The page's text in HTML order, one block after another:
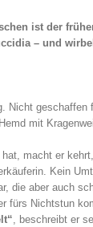
ist der
– und
geschaffen
mit
macht er
Kein
die aber auch
fürs Nichtstun
, beschreibt er